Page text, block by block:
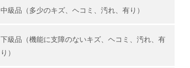
中級品（多少のキズ、ヘコミ、汚れ、有り）
下級品（機能に支障のないキズ、ヘコミ、汚れ、有
り）